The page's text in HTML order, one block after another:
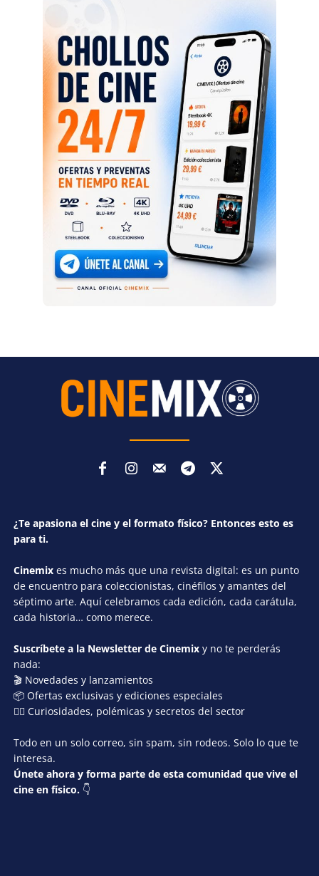
¿Te apasiona el cine y el formato físico? Entonces esto es
para ti.
Cinemix es mucho más que una revista digital: es un punto
de encuentro para coleccionistas, cinéfilos y amantes del
séptimo arte. Aquí celebramos cada edición, cada carátula,
cada historia… como merece.
Suscríbete a la Newsletter de Cinemix y no te perderás
nada:
🎬 Novedades y lanzamientos
📦 Ofertas exclusivas y ediciones especiales
🕵️‍♂️ Curiosidades, polémicas y secretos del sector
Todo en un solo correo, sin spam, sin rodeos. Solo lo que te
interesa.
Únete ahora y forma parte de esta comunidad que vive el
cine en físico. 👇